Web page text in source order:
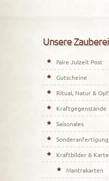
Unsere
Faire Julzeit Post
Gutscheine
Ritual, Natur &
Kraftgegenstände
Saisonales
Kraftbilder &
Mantrakarten